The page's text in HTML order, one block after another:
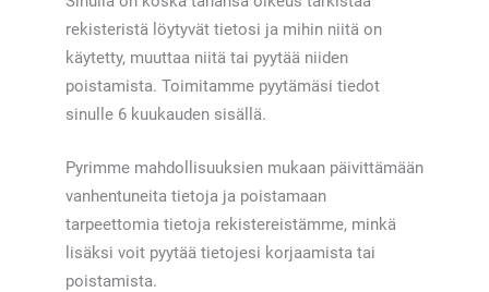
rekisteristä löytyvät tietosi ja mihin niitä on
käytetty, muuttaa niitä tai pyytää niiden
poistamista. Toimitamme pyytämäsi tiedot
sinulle 6 kuukauden sisällä.
Pyrimme mahdollisuuksien mukaan päivittämään
vanhentuneita tietoja ja poistamaan
tarpeettomia tietoja rekistereistämme, minkä
lisäksi voit pyytää tietojesi korjaamista tai
poistamista.